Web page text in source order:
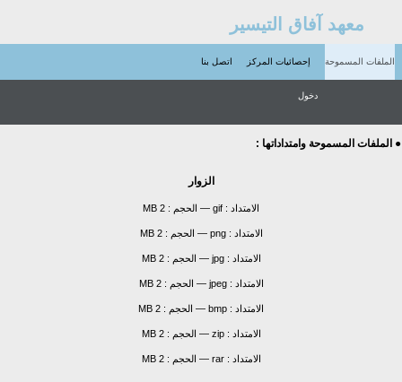
معهد آفاق التيسير
الملفات المسموحة إحصائيات المركز اتصل بنا
دخول
● الملفات المسموحة وامتداداتها :
الزوار
الامتداد : gif
— الحجم : 2 MB
الامتداد :png
— الحجم :2 MB
الامتداد :jpg
— الحجم :2 MB
الامتداد :jpeg
— الحجم :2 MB
الامتداد : bmp
— الحجم : 2 MB
الامتداد :zip
— الحجم :2 MB
الامتداد :rar
— الحجم :2 MB